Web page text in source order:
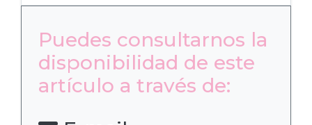
Puedes consultarnos la
disponibilidad de este
artículo a través de: